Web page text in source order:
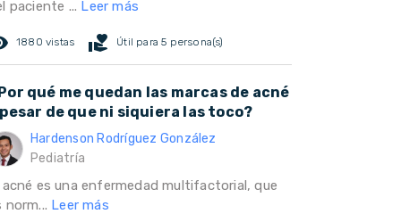
paciente ... Leer más
1880 vistas volunteer_activism Útil para 5 persona(s)
qué me quedan las marcas de acné
de que ni siquiera las toco?
Hardenson Rodríguez González
Pediatría
acné es una enfermedad multifactorial, que
norm... Leer más